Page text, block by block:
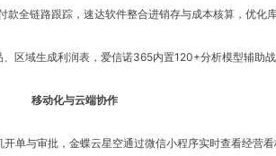
款全链路跟踪，速达软件整合进销存与成本核算，优化库
区域生成利润表，爱信诺365内置120+分析模型辅助战
移动化与云端协作
开单与审批，金蝶云星空通过微信小程序实时查看经营看